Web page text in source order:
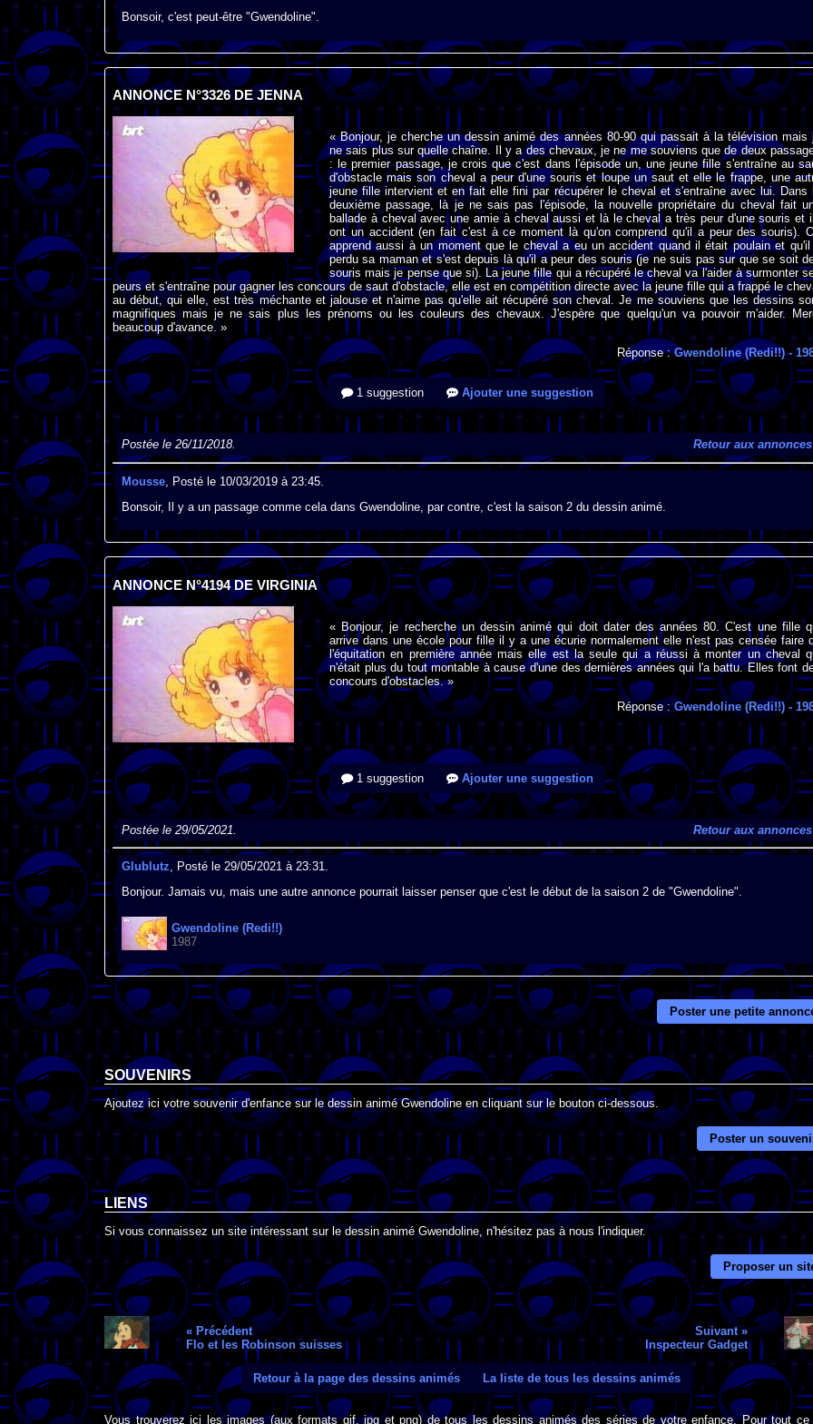
Bonsoir, c'est peut-être "Gwendoline".
ANNONCE N°3326 DE JENNA
« Bonjour, je cherche un dessin animé des années 80-90 qui passait à la télévision mais
ne sais plus sur quelle chaîne. Il y a des chevaux, je ne me souviens que de deux
: le premier passage, je crois que c'est dans l'épisode un, une jeune fille s'entraîne au
d'obstacle mais son cheval a peur d'une souris et loupe un saut et elle le frappe, une
jeune fille intervient et en fait elle fini par récupérer le cheval et s'entraîne avec lui. Dans
deuxième passage, là je ne sais pas l'épisode, la nouvelle propriétaire du cheval fait
ballade à cheval avec une amie à cheval aussi et là le cheval a très peur d'une souris et
ont un accident (en fait c'est à ce moment là qu'on comprend qu'il a peur des souris).
apprend aussi à un moment que le cheval a eu un accident quand il était poulain et qu'il
perdu sa maman et s'est depuis là qu'il a peur des souris (je ne suis pas sur que se soit
souris mais je pense que si). La jeune fille qui a récupéré le cheval va l'aider à surmonter
peurs et s'entraîne pour gagner les concours de saut d'obstacle, elle est en compétition directe avec la jeune fille qui a frappé le
au début, qui elle, est très méchante et jalouse et n'aime pas qu'elle ait récupéré son cheval. Je me souviens que les dessins
magnifiques mais je ne sais plus les prénoms ou les couleurs des chevaux. J'espère que quelqu'un va pouvoir m'aider.
beaucoup d'avance. »
Réponse :Gwendoline (Redi!!)-
1 suggestion Ajouter une suggestion
Postée le 26/11/2018. Retour aux annonces
Mousse, Posté le 10/03/2019 à 23:45.
Bonsoir, Il y a un passage comme cela dans Gwendoline, par contre, c'est la saison 2 du dessin animé.
ANNONCE N°4194 DE VIRGINIA
« Bonjour, je recherche un dessin animé qui doit dater des années 80. C'est une fille
arrive dans une école pour fille il y a une écurie normalement elle n'est pas censée faire
l'équitation en première année mais elle est la seule qui a réussi à monter un cheval
n'était plus du tout montable à cause d'une des dernières années qui l'a battu. Elles font
concours d'obstacles. »
Réponse :Gwendoline (Redi!!)-
1 suggestion Ajouter une suggestion
Postée le 29/05/2021. Retour aux annonces
Glublutz , Posté le 29/05/2021 à 23:31.
Bonjour. Jamais vu, mais une autre annonce pourrait laisser penser que c'est le début de la saison 2 de "Gwendoline".
Gwendoline (Redi!!)
1987
Poster une petite
SOUVENIRS
Ajoutez ici votre souvenir d'enfance sur le dessin animé Gwendoline en cliquant sur le bouton ci-dessous.
Poster un
LIENS
Si vous connaissez un site intéressant sur le dessin animé Gwendoline, n'hésitez pas à nous l'indiquer.
Proposer un
« Précédent
Flo et les Robinson suisses
Suivant »
Inspecteur Gadget
Retour à la page des dessins animés La liste de tous les dessins animés
Vous trouverez ici les images (aux formats gif, jpg et png) de tous les dessins animés des séries de votre enfance. Pour tout ce